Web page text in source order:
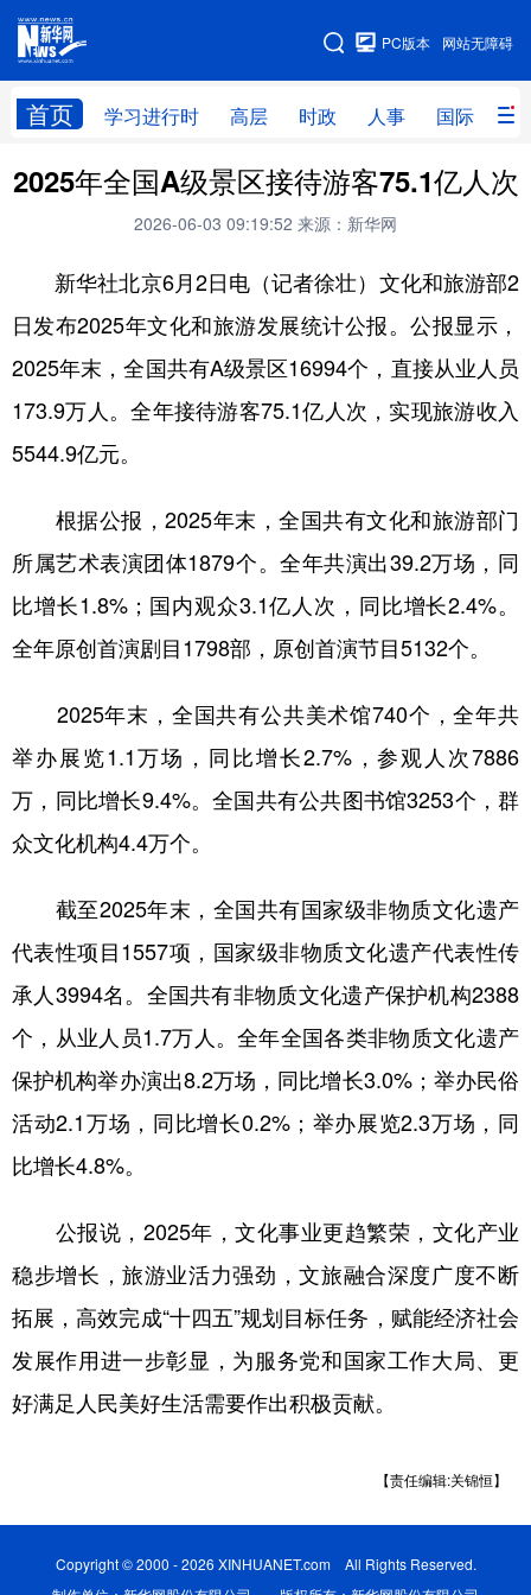
网站无障碍
PC版本
首页 学习进行时 高层 时政 人事 国际 财
网站地图
学习进行时 高层 时政 人事
财经 网评
台湾 思客智库 全球连线 教育
科技 科创 量子 体育
文化 书画 健康 军事
访谈 视频 图片 政务
食品 人居 信息化 数字经济
学术中国 乡村振兴 银龄 溯源中国
公益 一带一路 亚太网 上市公司
文化产业
北京 天津 河北 山西
辽宁 吉林 上海 江苏
山东 河南 湖北 湖南
广东 广西 海南 重庆
四川
陕西 甘肃 青海 宁夏
新疆 内蒙古 黑龙江
多语种频道
English Español Français
2025年全国A级景区接待游客75.1亿人次
2026-06-03 09:19:52 来源：新华网
新华社北京6月2日电（记者徐壮）文化和旅游部2
日发布2025年文化和旅游发展统计公报。公报显示，
2025年末，全国共有A级景区16994个，直接从业人员
173.9万人。全年接待游客75.1亿人次，实现旅游收入
5544.9亿元。
根据公报，2025年末，全国共有文化和旅游部门
所属艺术表演团体1879个。全年共演出39.2万场，同
比增长1.8%；国内观众3.1亿人次，同比增长2.4%。
全年原创首演剧目1798部，原创首演节目5132个。
2025年末，全国共有公共美术馆740个，全年共
举办展览1.1万场，同比增长2.7%，参观人次7886
万，同比增长9.4%。全国共有公共图书馆3253个，群
众文化机构4.4万个。
截至2025年末，全国共有国家级非物质文化遗产
代表性项目1557项，国家级非物质文化遗产代表性传
承人3994名。全国共有非物质文化遗产保护机构2388
个，从业人员1.7万人。全年全国各类非物质文化遗产
保护机构举办演出8.2万场，同比增长3.0%；举办民俗
活动2.1万场，同比增长0.2%；举办展览2.3万场，同
比增长4.8%。
公报说，2025年，文化事业更趋繁荣，文化产业
稳步增长，旅游业活力强劲，文旅融合深度广度不断
拓展，高效完成“十四五”规划目标任务，赋能经济社会
发展作用进一步彰显，为服务党和国家工作大局、更
好满足人民美好生活需要作出积极贡献。
【责任编辑:关锦恒】
Copyright © 2000 - 2026 XINHUANET.com All Rights Reserved.